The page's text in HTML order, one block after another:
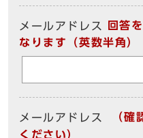
メールアドレス
回答
なります（英数半角）
メールアドレス
（確
ください）